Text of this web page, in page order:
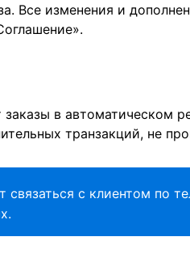
Все изменения и
в автоматическом
транзакций, не
с клиентом по